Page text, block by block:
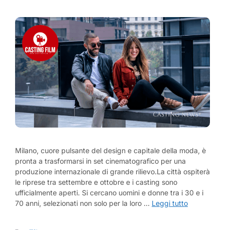
Milano, cuore pulsante del design e capitale della moda, è
pronta a trasformarsi in set cinematografico per una
produzione internazionale di grande rilievo.La città ospiterà
le riprese tra settembre e ottobre e i casting sono
ufficialmente aperti. Si cercano uomini e donne tra i 30 e i
70 anni, selezionati non solo per la loro … Leggi tutto